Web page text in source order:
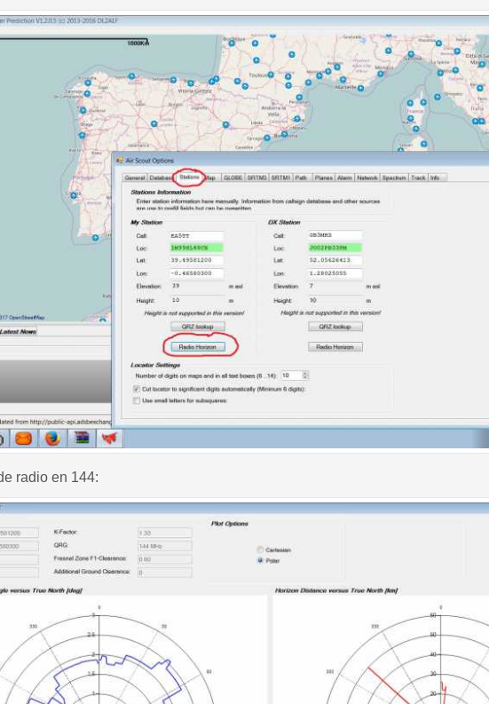
radio en 144: